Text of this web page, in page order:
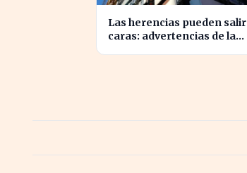
Las herencias pueden salir
caras: advertencias de la